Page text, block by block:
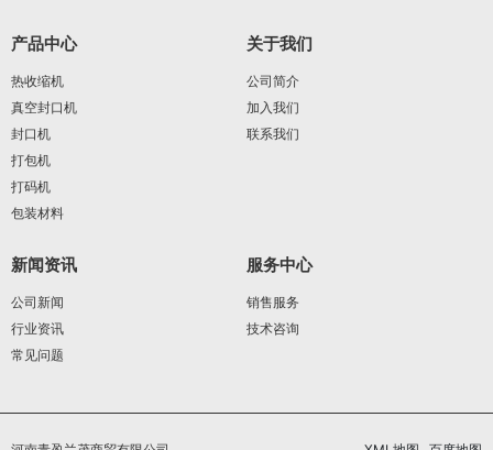
产品中心
热收缩机
真空封口机
封口机
打包机
打码机
包装材料
关于我们
公司简介
加入我们
联系我们
新闻资讯
公司新闻
行业资讯
常见问题
服务中心
销售服务
技术咨询